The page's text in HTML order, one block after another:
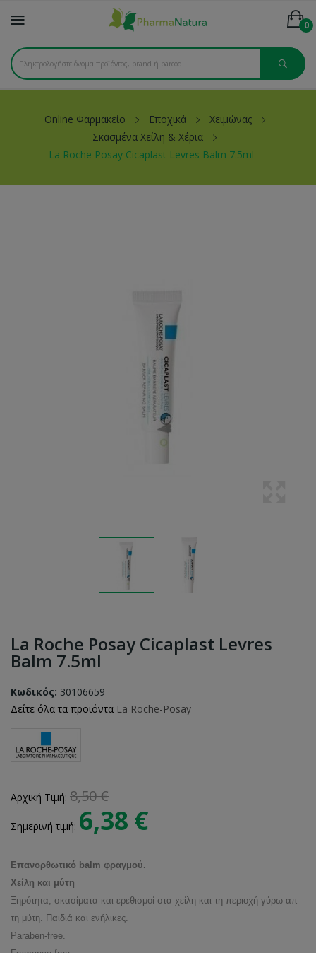
0
Online Φαρμακείο Εποχικά
Χειμώνας
Σκασμένα Χείλη & Χέρια
La Roche Posay Cicaplast Levres Balm 7.5ml
La Roche Posay Cicaplast Levres
Balm 7.5ml
Κωδικός: 30106659
Δείτε όλα τα προϊόντα La Roche-Posay
Αρχική Τιμή: 8,50 €
Σημερινή τιμή: 6,38 €
Επανορθωτικό balm φραγμού.
Χείλη και μύτη
Ξηρότητα, σκασίματα και ερεθισμοί στα χείλη και τη περιοχή γύρω απ
τη μύτη. Παιδιά και ενήλικες.
Paraben-free.